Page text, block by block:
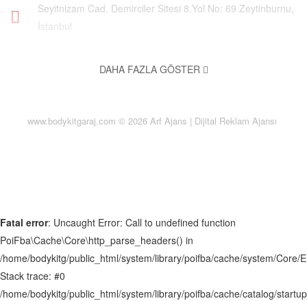
Seyitnizam Cad. Demirciler Sitesi 8.Yol No: 69 Zeytinburnu,
İstanbul
7/24 Online
Kişisel Verilerin Korunması
Gizlilik İlkeleri
Kargo & Teslimat
Sık Sorulan Sorular
DAHA FAZLA GÖSTER
www.bodykitgaraj.com © 2026 Arf Ajans | Dijital Reklam Ajansı
Fatal error: Uncaught Error: Call to undefined function
PoiFba\Cache\Core\http_parse_headers() in
/home/bodykitg/public_html/system/library/poifba/cache/system/Core/
Stack trace: #0
/home/bodykitg/public_html/system/library/poifba/cache/catalog/